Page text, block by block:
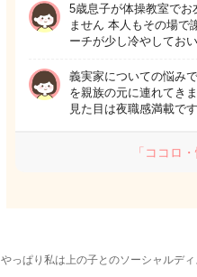
5歳息子が体操教室でお
ません 本人もその場で
ーチが少し冷やしてお
義実家についての悩み
を親族の元に連れてき
見た目は夜職感満載で
「ココロ
やっぱり私は上の子とのソーシャルデ